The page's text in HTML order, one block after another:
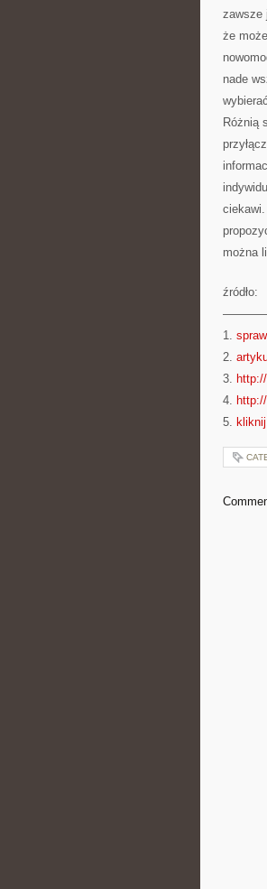
zawsze
że
nade
Różnią
można
źródło:
1.
2.
3.
4.
5.